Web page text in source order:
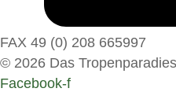
FAX 49 (0) 208 665997
© 2026 Das
Facebook-f